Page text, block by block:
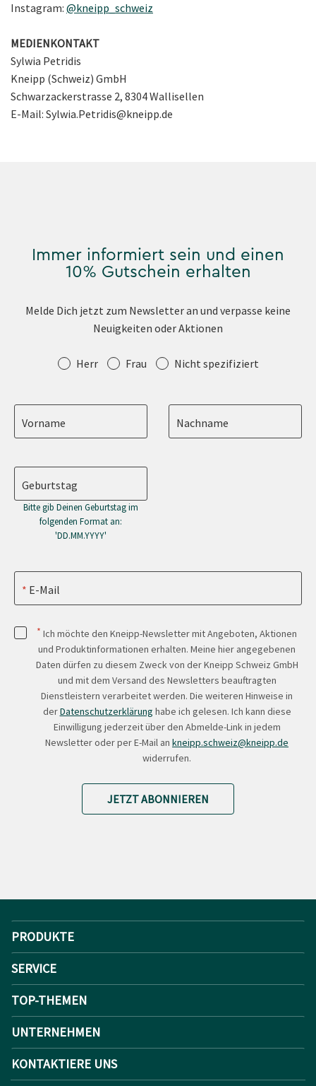
Instagram: @kneipp_schweiz
MEDIENKONTAKT
Sylwia Petridis
Kneipp (Schweiz) GmbH
Schwarzackerstrasse 2, 8304 Wallisellen
E-Mail: Sylwia.Petridis@kneipp.de
Immer informiert sein und einen
10% Gutschein erhalten
Melde Dich jetzt zum Newsletter an und verpasse keine
Neuigkeiten oder Aktionen
Anrede Herr Frau Nicht spezifiziert
Vorname Nachname
Geburtstag
Bitte gib Deinen Geburtstag im
folgenden Format an:
'DD.MM.YYYY'
E-Mail
* Ich möchte den Kneipp-Newsletter mit Angeboten, Aktionen
und Produktinformationen erhalten. Meine hier angegebenen
Daten dürfen zu diesem Zweck von der Kneipp Schweiz GmbH
und mit dem Versand des Newsletters beauftragten
Dienstleistern verarbeitet werden. Die weiteren Hinweise in
derDatenschutzerklärung habe ich gelesen. Ich kann diese
Einwilligung jederzeit über den Abmelde-Link in jedem
Newsletter oder per E-Mail an kneipp.schweiz@kneipp.de
widerrufen.
JETZT ABONNIEREN
PRODUKTE
SERVICE
TOP-THEMEN
UNTERNEHMEN
KONTAKTIERE UNS